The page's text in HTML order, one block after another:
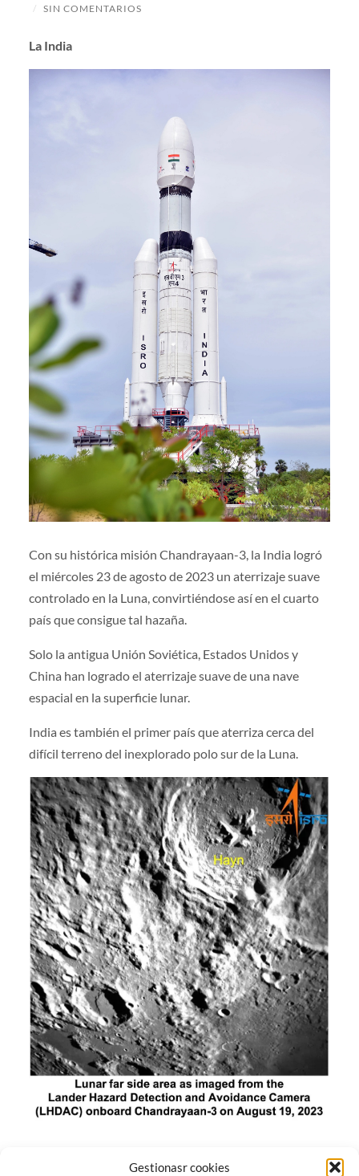
Gestionasr cookies
/ SIN COMENTARIOS
La India
Con su histórica misión Chandrayaan-3, la India logró
el miércoles 23 de agosto de 2023 un aterrizaje suave
controlado en la Luna, convirtiéndose así en el cuarto
país que consigue tal hazaña.
Solo la antigua Unión Soviética, Estados Unidos y
China han logrado el aterrizaje suave de una nave
espacial en la superficie lunar.
India es también el primer país que aterriza cerca del
difícil terreno del inexplorado polo sur de la Luna.